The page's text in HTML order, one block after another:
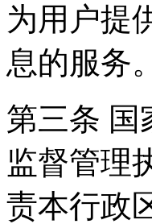
为用户提
息的服务。
第三条 国
监督管理
责本行政